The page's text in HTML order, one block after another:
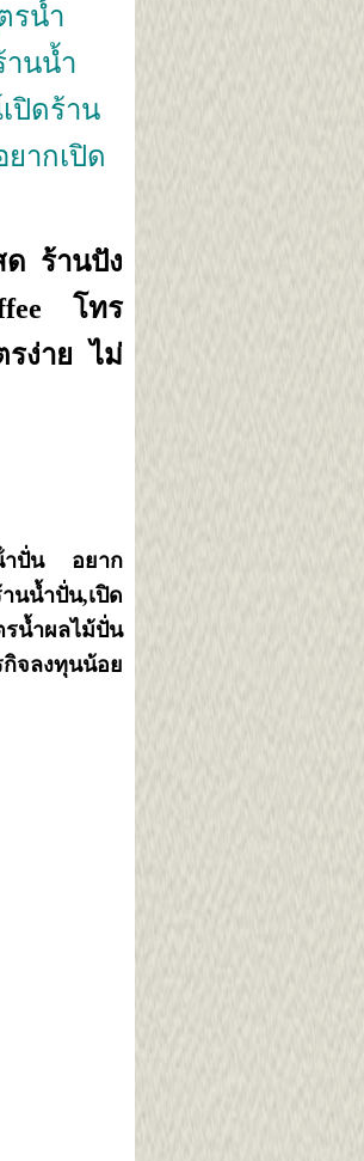
รน้ำ
านน้ำ
ปิดร้าน
ากเปิด
ด ร้านปัง
โทร
รง่าย ไม่
น้ําปั่น อยาก
นน้ำปั่น,เปิด
น้ำผลไม้ปั่น
จลงทุนน้อย